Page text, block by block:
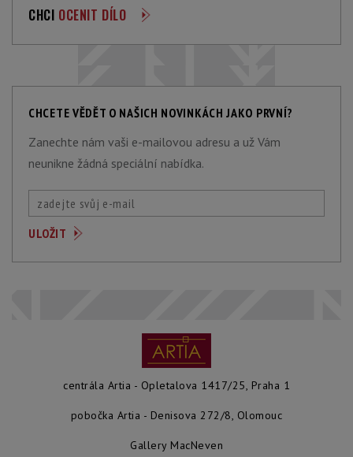
CHCI OCENIT DÍLO
CHCETE VĚDĚT O NAŠICH NOVINKÁCH JAKO PRVNÍ?
Zanechte nám vaši e-mailovou adresu a už Vám
neunikne žádná speciální nabídka.
centrála Artia - Opletalova 1417/25, Praha 1
pobočka Artia - Denisova 272/8, Olomouc
Gallery MacNeven